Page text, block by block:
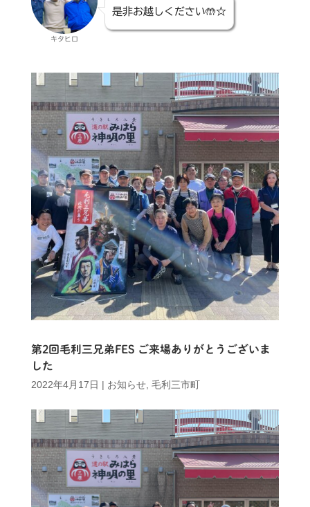
キタヒロ
是非お越しください🤲☆
第2回毛利三兄弟FES ご来場ありがとうございま
した
2022年4月17日 | お知らせ, 毛利三市町